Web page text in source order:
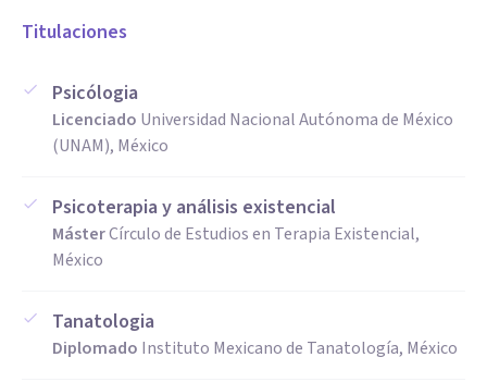
Titulaciones
Psicólogia
Licenciado Universidad Nacional Autónoma de México
(UNAM), México
Psicoterapia y análisis existencial
MásterCírculo de Estudios en Terapia Existencial,
México
Tanatologia
Diplomado Instituto Mexicano de Tanatología, México